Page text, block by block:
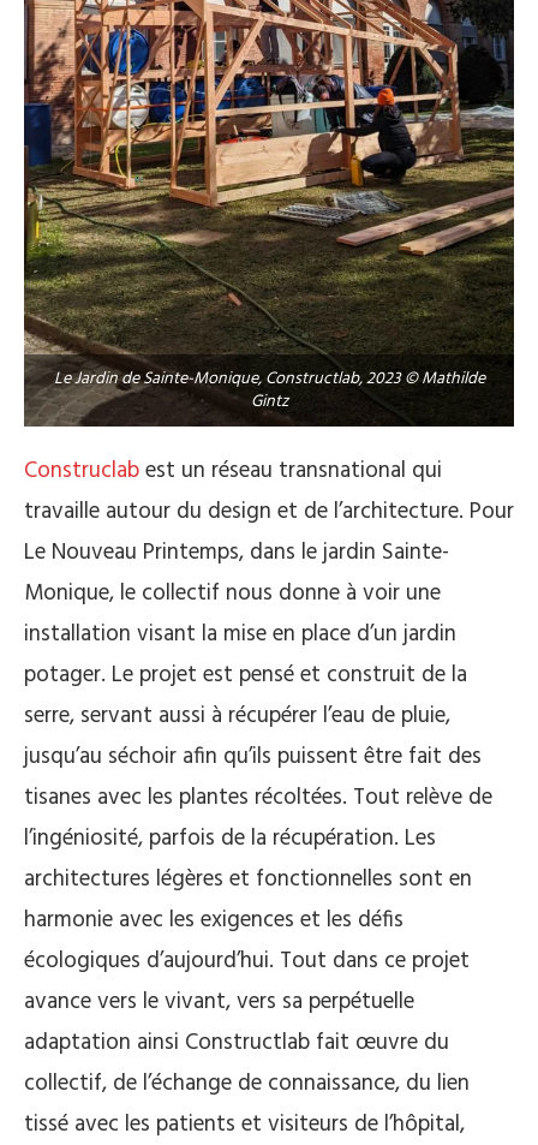
Le Jardin de Sainte-Monique, Constructlab, 2023 © Mathilde
Gintz
Construclabest un réseau transnational qui
travaille autour du design et de l’architecture. Pour
Le Nouveau Printemps, dans le jardin Sainte-
Monique, le collectif nous donne à voir une
installation visant la mise en place d’un jardin
potager. Le projet est pensé et construit de la
serre, servant aussi à récupérer l’eau de pluie,
jusqu’au séchoir afin qu’ils puissent être fait des
tisanes avec les plantes récoltées. Tout relève de
l’ingéniosité, parfois de la récupération. Les
architectures légères et fonctionnelles sont en
harmonie avec les exigences et les défis
écologiques d’aujourd’hui. Tout dans ce projet
avance vers le vivant, vers sa perpétuelle
adaptation ainsi Constructlab fait œuvre du
collectif, de l’échange de connaissance, du lien
tissé avec les patients et visiteurs de l’hôpital,